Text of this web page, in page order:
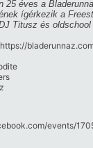
25 éves a
ígérkezik a
Titusz és
https:/​/​
​events/​